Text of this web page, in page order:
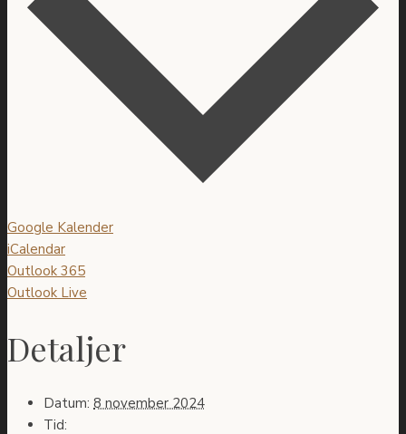
Google Kalender
iCalendar
Outlook 365
Outlook Live
Detaljer
Datum: 8 november 2024
Tid: